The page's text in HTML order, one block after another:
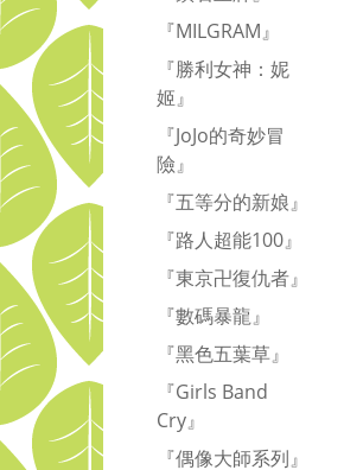
『MILGRAM』
『勝利女神：妮
姬』
『JoJo的奇妙冒
險』
『五等分的新娘』
『路人超能100』
『東京卍復仇者』
『數碼暴龍』
『黑色五葉草』
『Girls Band
Cry』
『偶像大師系列』